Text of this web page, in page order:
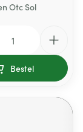
Otc Sol
Bestel